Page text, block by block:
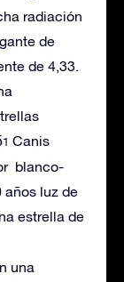
radiación
de
de 4,33.
1 Canis
blanco-
años luz de
estrella de
una